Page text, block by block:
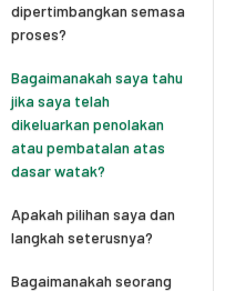
dipertimbangkan semasa
proses?
Bagaimanakah saya tahu
jika saya telah
dikeluarkan penolakan
atau pembatalan atas
dasar watak?
Apakah pilihan saya dan
langkah seterusnya?
Bagaimanakah seorang